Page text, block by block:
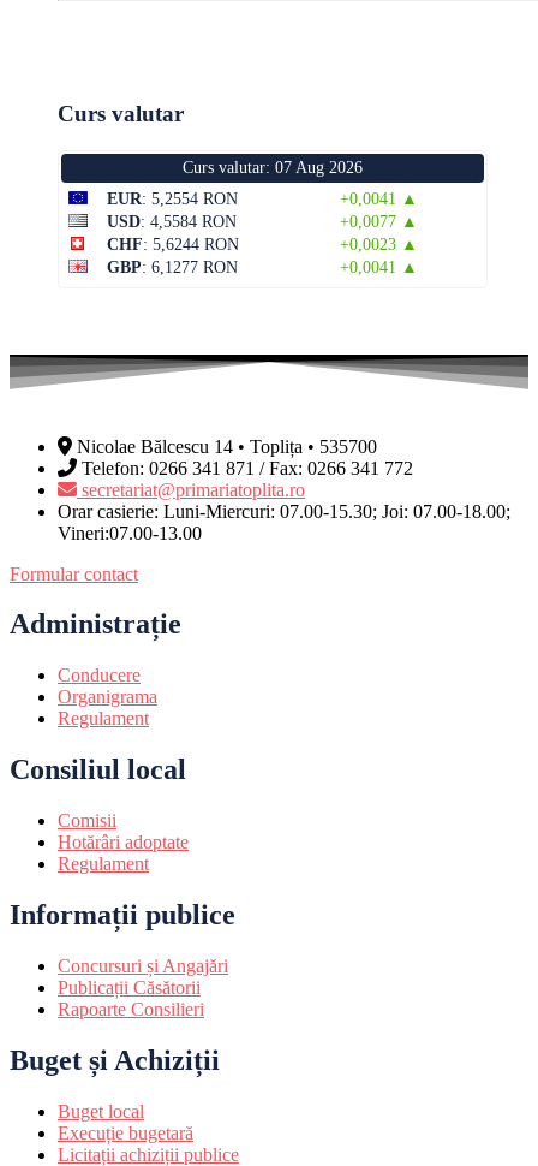
Curs valutar
Curs valutar: 07 Aug 2026
EUR: 5,2554 RON
+0,0041 ▲
USD: 4,5584 RON
+0,0077 ▲
CHF: 5,6244 RON
+0,0023 ▲
GBP: 6,1277 RON +0,0041 ▲
Nicolae Bălcescu 14 • Toplița • 535700
Telefon: 0266 341 871 / Fax: 0266 341 772
secretariat@primariatoplita.ro
Orar casierie: Luni-Miercuri: 07.00-15.30; Joi: 07.00-18.00;
Vineri:07.00-13.00
Formular contact
Administrație
Conducere
Organigrama
Regulament
Consiliul local
Comisii
Hotărâri adoptate
Regulament
Informații publice
Concursuri și Angajări
Publicații Căsătorii
Rapoarte Consilieri
Buget și Achiziții
Buget local
Execuție bugetară
Licitații achiziții publice